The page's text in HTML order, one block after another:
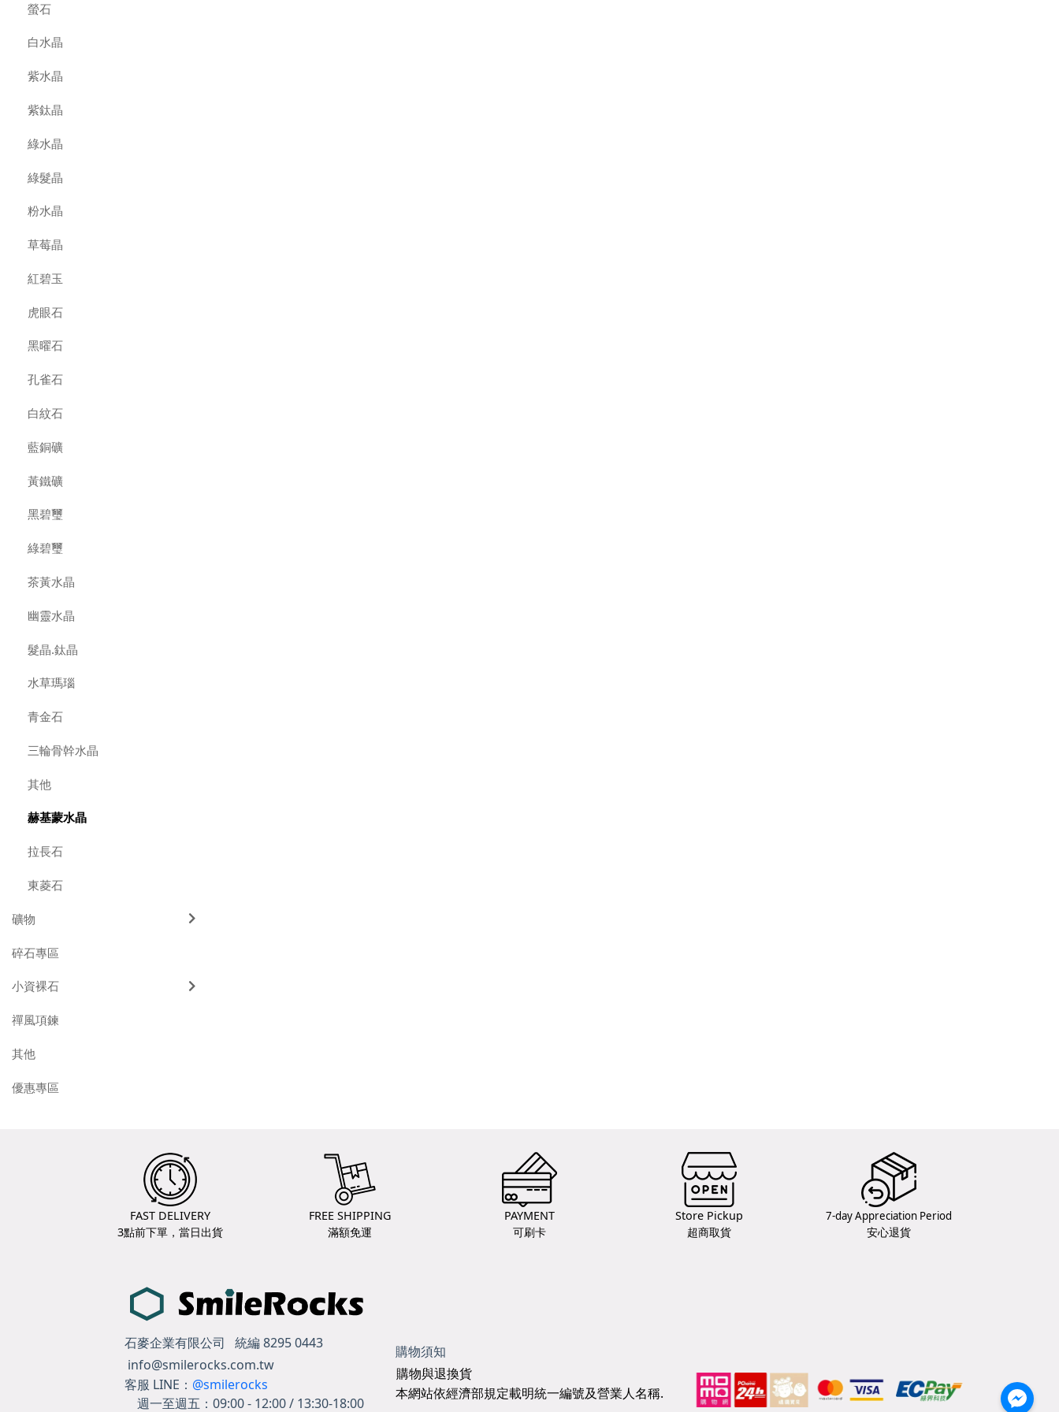
螢石
白水晶
紫水晶
紫鈦晶
綠水晶
綠髮晶
粉水晶
草莓晶
紅碧玉
虎眼石
黑曜石
孔雀石
白紋石
藍銅礦
黃鐵礦
黑碧璽
綠碧璽
茶黃水晶
幽靈水晶
髮晶.鈦晶
水草瑪瑙
青金石
三輪骨幹水晶
其他
赫基蒙水晶
拉長石
東菱石
礦物
碎石專區
小資裸石
禪風項鍊
其他
優惠專區
FAST DELIVERY
3點前下單，當日出貨
FREE SHIPPING
滿額免運
PAYMENT
可刷卡
Store Pickup
超商取貨
7-day Appreciation Period
安心退貨
石麥企業有限公司 統編 8295 0443
info@smilerocks.com.tw
客服 LINE： @smilerocks
週一至週五： 09:00 - 12:00 / 13:30-18:00
購物須知
購物與退換貨
本網站依經濟部規定載明統一編號及營業人名稱.